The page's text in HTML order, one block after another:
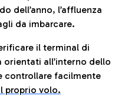
dell’anno, l’affluenza
da imbarcare.
il terminal di
orientati all’interno dello
controllare facilmente
proprio volo.